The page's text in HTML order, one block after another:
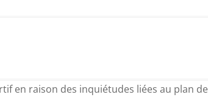
en raison des inquiétudes liées au plan de